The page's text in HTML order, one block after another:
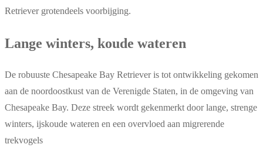
Retriever grotendeels voorbijging.
Lange winters, koude wateren
De robuuste Chesapeake Bay Retriever is tot ontwikkeling gekomen
aan de noordoostkust van de Verenigde Staten, in de omgeving van
Chesapeake Bay. Deze streek wordt gekenmerkt door lange, strenge
winters, ijskoude wateren en een overvloed aan migrerende
trekvogels